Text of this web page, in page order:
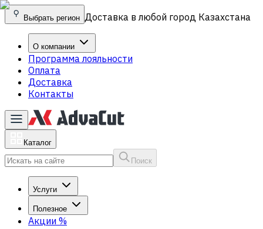
Выбрать регион Доставка в любой город Казахстана
О компании
Программа лояльности
Оплата
Доставка
Контакты
Каталог
Поиск
Услуги
Полезное
Акции %